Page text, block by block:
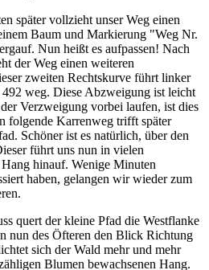
später vollzieht unser Weg einen
Baum und Markierung "Weg Nr.
Nun heißt es aufpassen! Nach
der Weg einen weiteren
zweiten Rechtskurve führt linker
weg. Diese Abzweigung ist leicht
Verzweigung vorbei laufen, ist dies
folgende Karrenweg trifft später
Schöner ist es natürlich, über den
führt uns nun in vielen
hinauf. Wenige Minuten
haben, gelangen wir wieder zum
quert der kleine Pfad die Westflanke
nun des Öfteren den Blick Richtung
sich der Wald mehr und mehr
Blumen bewachsenen Hang.